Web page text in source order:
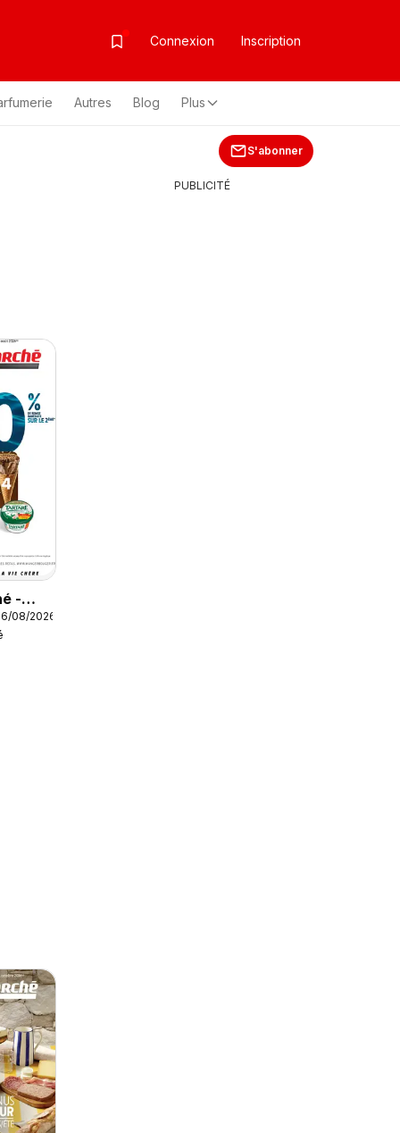
Connexion Inscription
Autres Blog Plus
S'abonner
-
nos
08/2026
PUBLICITÉ